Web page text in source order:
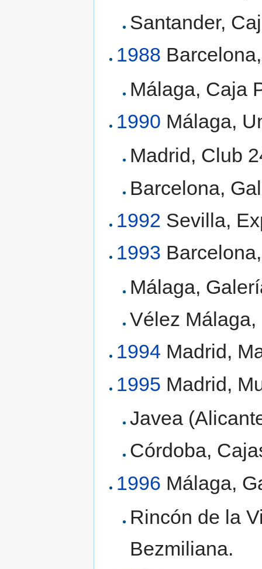
Santander,
1988
Málaga, Caja
1990 Málaga,
Madrid, Club
Barcelona,
1992 Sevilla,
1993
Málaga,
Vélez
1994 Madrid,
1995 Madrid,
Javea
Córdoba,
1996 Málaga,
Rincón de la
Bezmiliana.